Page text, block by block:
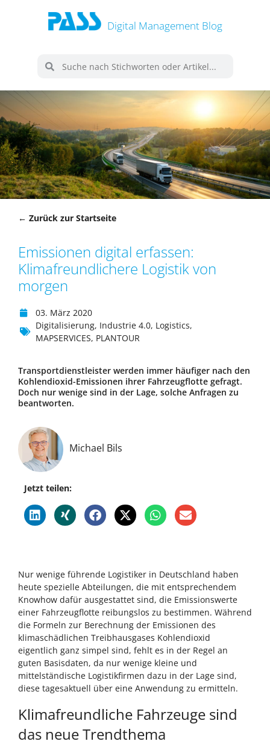
Digital Management Blog
← Zurück zur Startseite
Emissionen digital erfassen:
Klimafreundlichere Logistik von
morgen
03. März 2020
Digitalisierung, Industrie 4.0, Logistics,
MAPSERVICES, PLANTOUR
Transportdienstleister werden immer häufiger nach den
Kohlendioxid-Emissionen ihrer Fahrzeugflotte gefragt.
Doch nur wenige sind in der Lage, solche Anfragen zu
beantworten.
Michael Bils
Jetzt teilen:
Nur wenige führende Logistiker in Deutschland haben
heute spezielle Abteilungen, die mit entsprechendem
Knowhow dafür ausgestattet sind, die Emissionswerte
einer Fahrzeugflotte reibungslos zu bestimmen. Während
die Formeln zur Berechnung der Emissionen des
klimaschädlichen Treibhausgases Kohlendioxid
eigentlich ganz simpel sind, fehlt es in der Regel an
guten Basisdaten, da nur wenige kleine und
mittelständische Logistikfirmen dazu in der Lage sind,
diese tagesaktuell über eine Anwendung zu ermitteln.
Klimafreundliche Fahrzeuge sind
das neue Trendthema